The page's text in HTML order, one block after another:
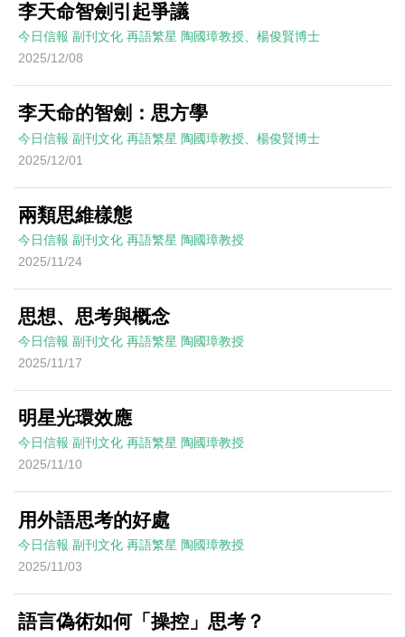
李天命智劍引起爭議
今日信報 副刊文化 再語繁星 陶國璋教授、楊俊賢博士
2025/12/08
李天命的智劍：思方學
今日信報 副刊文化 再語繁星 陶國璋教授、楊俊賢博士
2025/12/01
兩類思維樣態
今日信報 副刊文化 再語繁星 陶國璋教授
2025/11/24
思想、思考與概念
今日信報 副刊文化 再語繁星 陶國璋教授
2025/11/17
明星光環效應
今日信報 副刊文化 再語繁星 陶國璋教授
2025/11/10
用外語思考的好處
今日信報 副刊文化 再語繁星 陶國璋教授
2025/11/03
語言偽術如何「操控」思考？